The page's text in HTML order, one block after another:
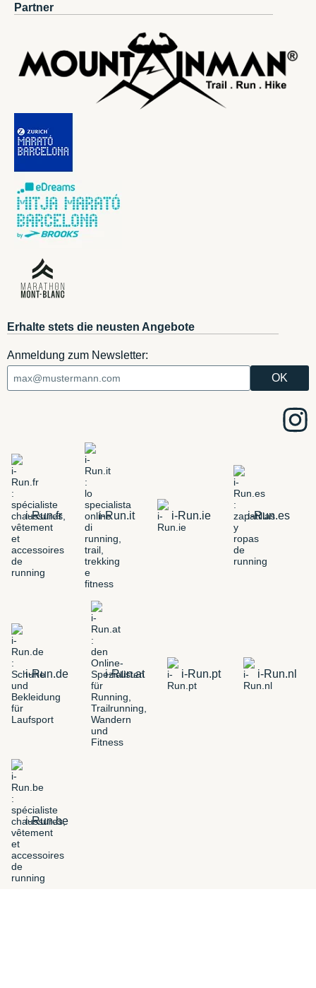
Partner
Erhalte stets die neusten Angebote
Anmeldung zum Newsletter:
i-Run.fr i-Run.it i-Run.ie i-Run.es
i-Run.de i-Run.at i-Run.pt i-Run.nl
i-Run.be